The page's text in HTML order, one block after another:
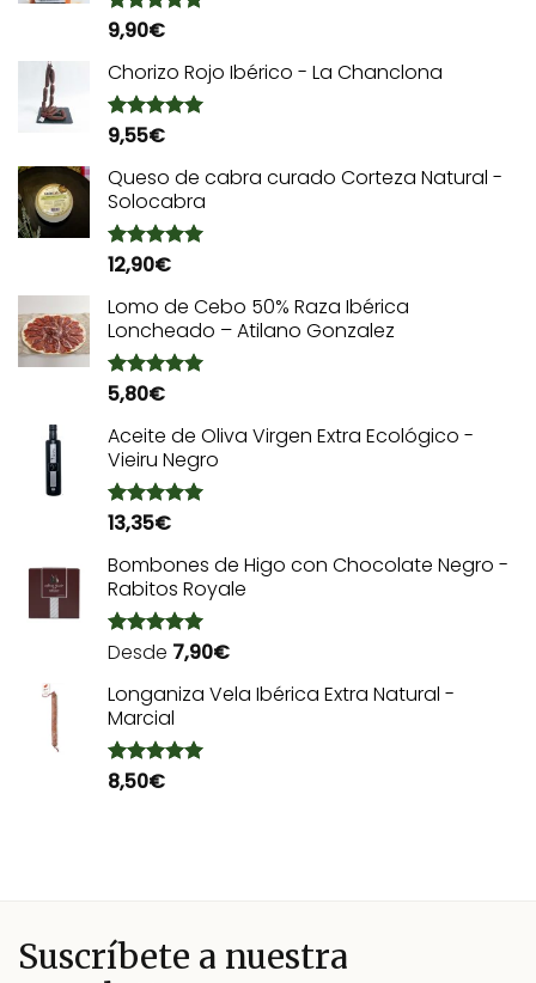
Valorado
de 5
9,90€
Chorizo Rojo Ibérico - La Chanclona
Valorado
de 5
9,55€
Queso de cabra curado Corteza Natural -
Solocabra
Valorado
de 5
12,90€
Lomo de Cebo 50% Raza Ibérica
Loncheado – Atilano Gonzalez
Valorado
de 5
5,80€
Aceite de Oliva Virgen Extra Ecológico -
Vieiru Negro
Valorado
de 5
13,35€
Bombones de Higo con Chocolate Negro -
Rabitos Royale
Valorado
de 5
Desde 7,90€
Longaniza Vela Ibérica Extra Natural -
Marcial
Valorado
8,50€
Suscríbete a nuestra